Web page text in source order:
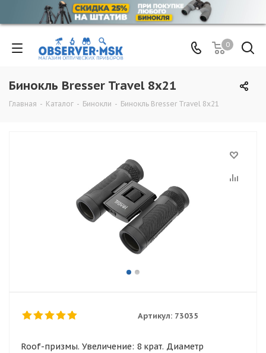
0
Бинокль Bresser Travel 8x21
Главная - Каталог - Бинокли - Бинокль Bresser Travel 8x21
Артикул: 73035
Roof-призмы. Увеличение: 8 крат. Диаметр